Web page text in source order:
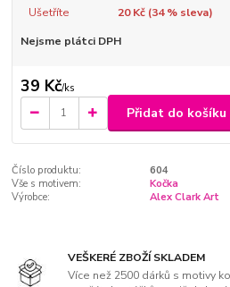
Ušetříte 20 Kč (34% sleva)
Nejsme plátci DPH
39 Kč/ks
Přidat do košíku
Číslo produktu:
604
Vše s motivem:
Kočka
Výrobce:
Alex Clark Art
VEŠKERÉ ZBOŽÍ SKLADEM
Více než 2500 dárků s motivy